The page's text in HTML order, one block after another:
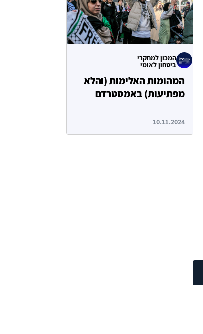
המכון למחקרי
ביטחון לאומי
המהומות האלימות (והלא
מפתיעות) באמסטרדם
10.11.2024